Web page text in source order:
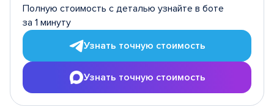
Полную стоимость с деталью узнайте в боте
за 1 минуту
Узнать точную стоимость
Узнать точную стоимость